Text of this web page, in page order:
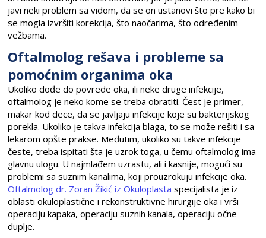
javi neki problem sa vidom, da se on ustanovi što pre kako bi
se mogla izvršiti korekcija, što naočarima, što određenim
vežbama.
Oftalmolog rešava i probleme sa
pomoćnim organima oka
Ukoliko dođe do povrede oka, ili neke druge infekcije,
oftalmolog je neko kome se treba obratiti. Čest je primer,
makar kod dece, da se javljaju infekcije koje su bakterijskog
porekla. Ukoliko je takva infekcija blaga, to se može rešiti i sa
lekarom opšte prakse. Međutim, ukoliko su takve infekcije
česte, treba ispitati šta je uzrok toga, u čemu oftalmolog ima
glavnu ulogu. U najmlađem uzrastu, ali i kasnije, mogući su
problemi sa suznim kanalima, koji prouzrokuju infekcije oka.
Oftalmolog dr. Zoran Žikić iz Okuloplasta specijalista je iz
oblasti okuloplastične i rekonstruktivne hirurgije oka i vrši
operaciju kapaka, operaciju suznih kanala, operaciju očne
duplje.